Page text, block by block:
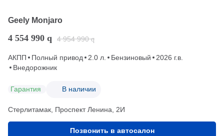
Geely Monjaro
4 554 990 q 4 954 990 q
АКПП Полный привод 2.0 л. Бензиновый
2026 г.в.
Внедорожник
Гарантия В наличии
Стерлитамак, Проспект Ленина, 2И
Позвонить в автосалон